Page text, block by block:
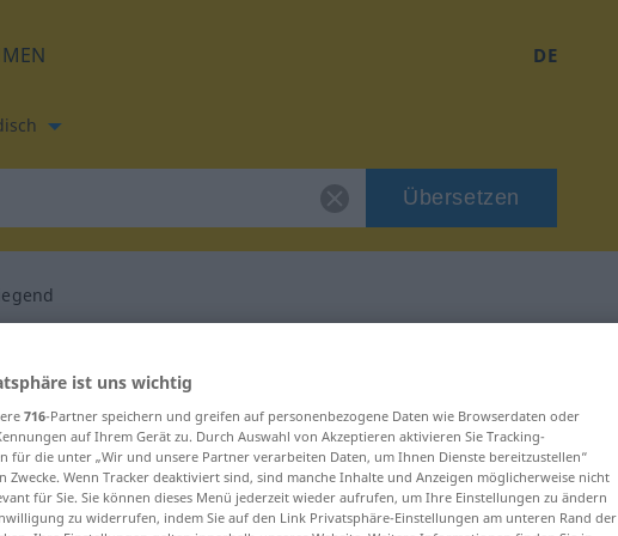
DE
Übersetzen
für "vorwiegend"
ist uns wichtig
716-Partner speichern und greifen auf personenbezogene Daten wie Browserdaten oder
auf Ihrem Gerät zu. Durch Auswahl von Akzeptieren aktivieren Sie Tracking-
für die unter „Wir und unsere Partner verarbeiten Daten, um Ihnen Dienste bereitzustellen“
Zwecke. Wenn Tracker deaktiviert sind, sind manche Inhalte und Anzeigen möglicherweise nicht
für Sie. Sie können dieses Menü jederzeit wieder aufrufen, um Ihre Einstellungen zu ändern
zu widerrufen, indem Sie auf den Link Privatsphäre-Einstellungen am unteren Rand der